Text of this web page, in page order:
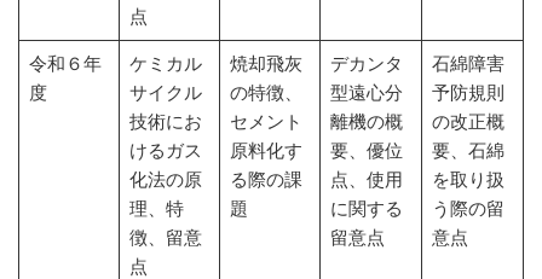
点
令和６年
度
ケミカル
サイクル
技術にお
けるガス
化法の原
理、特
徴、留意
点
焼却飛灰
の特徴、
セメント
原料化す
る際の課
題
デカンタ
型遠心分
離機の概
要、優位
点、使用
に関する
留意点
石綿障害
予防規則
の改正概
要、石綿
を取り扱
う際の留
意点